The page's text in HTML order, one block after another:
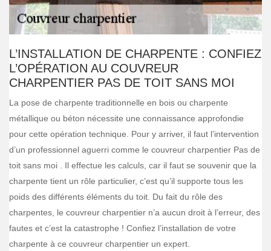
L’INSTALLATION DE CHARPENTE : CONFIEZ
L’OPÉRATION AU COUVREUR
CHARPENTIER PAS DE TOIT SANS MOI
La pose de charpente traditionnelle en bois ou charpente
métallique ou béton nécessite une connaissance approfondie
pour cette opération technique. Pour y arriver, il faut l’intervention
d’un professionnel aguerri comme le couvreur charpentier Pas de
toit sans moi . Il effectue les calculs, car il faut se souvenir que la
charpente tient un rôle particulier, c’est qu’il supporte tous les
poids des différents éléments du toit. Du fait du rôle des
charpentes, le couvreur charpentier n’a aucun droit à l’erreur, des
fautes et c’est la catastrophe ! Confiez l’installation de votre
charpente à ce couvreur charpentier un expert.